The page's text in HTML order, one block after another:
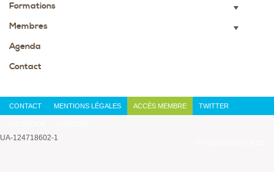
Formations ▼
Membres ▼
Agenda
Contact
CONTACT MENTIONS LÉGALES ACCÈS MEMBRE TWITTER
UA-124718602-1